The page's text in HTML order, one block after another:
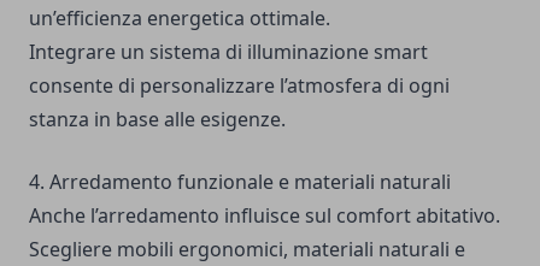
un’efficienza energetica ottimale.
Integrare un sistema di illuminazione smart
consente di personalizzare l’atmosfera di ogni
stanza in base alle esigenze.
4. Arredamento funzionale e materiali naturali
Anche l’arredamento influisce sul comfort abitativo.
Scegliere mobili ergonomici, materiali naturali e